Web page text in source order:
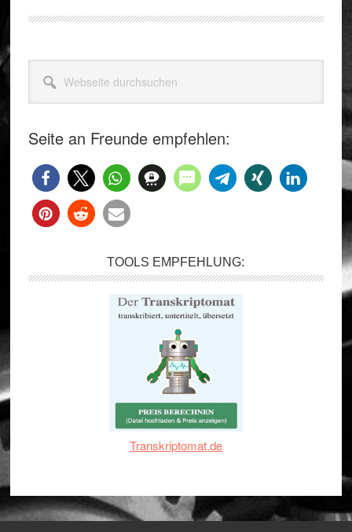
dem
nutzen
Seitenspalte
durchsuchen
Seite an Freunde empfehlen:
TOOLS EMPFEHLUNG:
Transkriptomat.de